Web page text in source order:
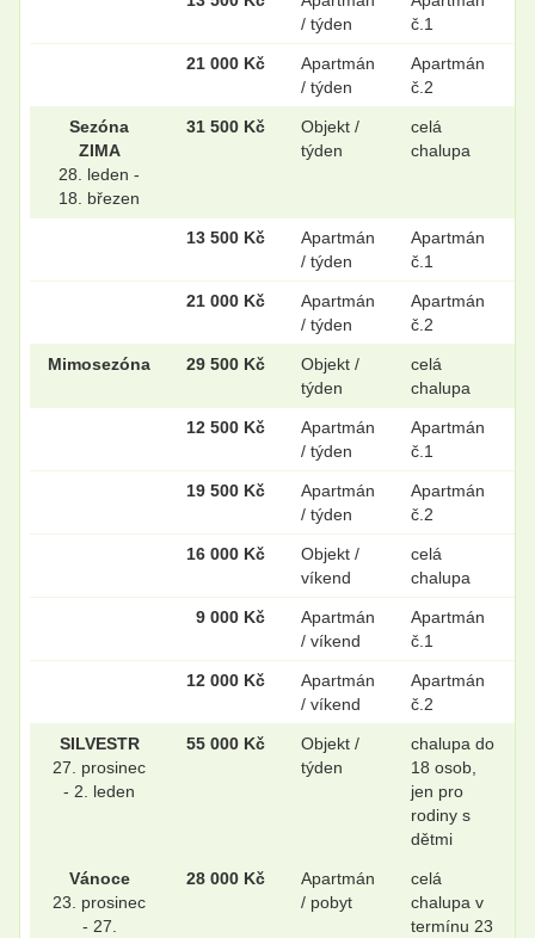
/ týden
č.1
21 000 Kč
Apartmán
/ týden
Apartmán
č.2
Sezóna
ZIMA
28. leden -
18. březen
31 500 Kč
Objekt /
týden
celá
chalupa
13 500 Kč
Apartmán
/ týden
Apartmán
č.1
21 000 Kč
Apartmán
/ týden
Apartmán
č.2
Mimosezóna 29 500 Kč
Objekt /
týden
celá
chalupa
12 500 Kč
Apartmán
/ týden
Apartmán
č.1
19 500 Kč
Apartmán
/ týden
Apartmán
č.2
16 000 Kč
Objekt /
víkend
celá
chalupa
9 000 Kč
Apartmán
/ víkend
Apartmán
č.1
12 000 Kč
Apartmán
/ víkend
Apartmán
č.2
SILVESTR
27. prosinec
- 2. leden
55 000 Kč
Objekt /
týden
chalupa do
18 osob,
jen pro
rodiny s
dětmi
Vánoce
23. prosinec
- 27.
28 000 Kč
Apartmán
/ pobyt
celá
chalupa v
termínu 23